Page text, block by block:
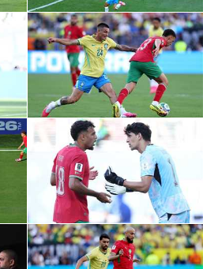
الدوري الإنجليزي
الدوري الإسباني
دوري أبطال أوروبا
القسم الثاني
رياضات أخرى
أمم إفريقيا
كرة السلة الأمريكية
كرة سلة
كرة يد